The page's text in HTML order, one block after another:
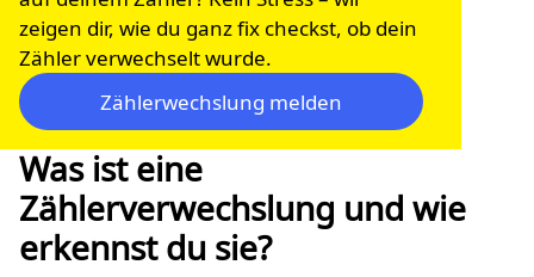
zeigen dir, wie du ganz fix checkst, ob dein
Zähler verwechselt wurde.
Zählerwechslung melden
Was ist eine
Zählerverwechslung und wie
erkennst du sie?